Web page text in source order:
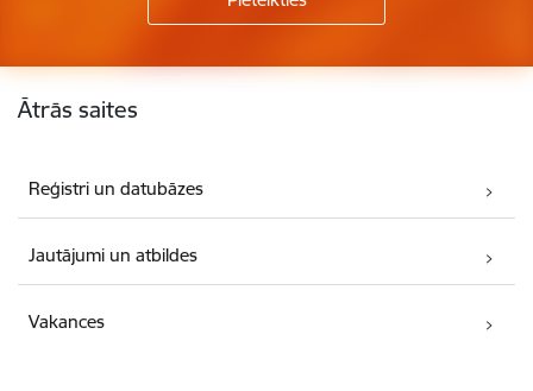
Kājene
Ātrās saites
Reģistri un datubāzes
Jautājumi un atbildes
Vakances